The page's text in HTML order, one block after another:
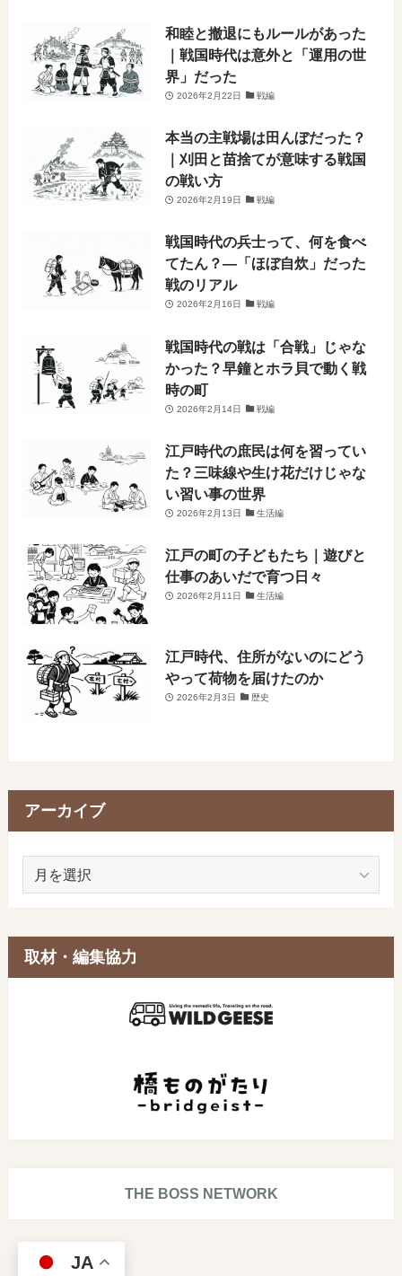
和睦と撤退にもルールがあった
｜戦国時代は意外と「運用の世
界」だった
2026年2月22日 戦編
本当の主戦場は田んぼだった？
｜刈田と苗捨てが意味する戦国
の戦い方
2026年2月19日 戦編
戦国時代の兵士って、何を食べ
てたん？―「ほぼ自炊」だった
戦のリアル
2026年2月16日 戦編
戦国時代の戦は「合戦」じゃな
かった？早鐘とホラ貝で動く戦
時の町
2026年2月14日 戦編
江戸時代の庶民は何を習ってい
た？三味線や生け花だけじゃな
い習い事の世界
2026年2月13日 生活編
江戸の町の子どもたち｜遊びと
仕事のあいだで育つ日々
2026年2月11日 生活編
江戸時代、住所がないのにどう
やって荷物を届けたのか
2026年2月3日 歴史
アーカイブ
ブ
取材・編集協力
THE BOSS NETWORK
JA